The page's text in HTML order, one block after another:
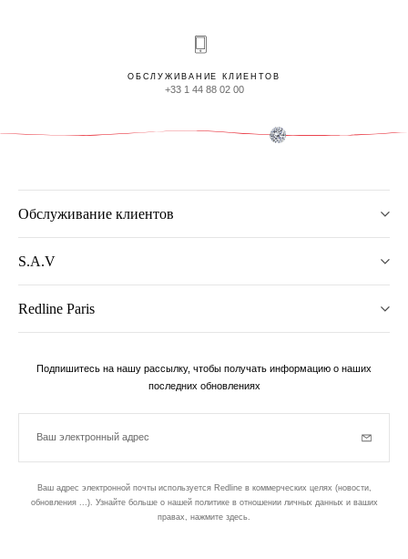
ОБСЛУЖИВАНИЕ КЛИЕНТОВ
+33 1 44 88 02 00
Обслуживание клиентов
S.A.V
Redline Paris
Подпишитесь на нашу рассылку, чтобы получать информацию о наших
последних обновлениях
Ваш электронный адрес
Ваш адрес электронной почты используется Redline в коммерческих целях (новости,
обновления ...). Узнайте больше о нашей политике в отношении личных данных и ваших
правах, нажмите здесь